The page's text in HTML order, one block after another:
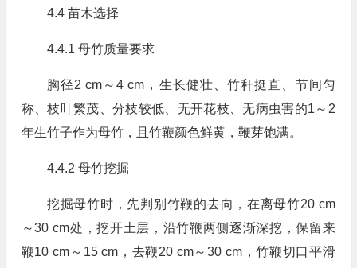
4.4 苗木选择
4.4.1 母竹质量要求
胸径2 cm～4 cm，生长健壮、竹秆挺直、节间匀
称、枝叶繁茂、分枝较低、无开花枝、无病虫害的1～2
年生竹子作为母竹，且竹鞭颜色鲜黄，鞭芽饱满。
4.4.2 母竹挖掘
挖掘母竹时，先判别竹鞭的去向，在离母竹20 cm
～30 cm处，挖开土层，沿竹鞭两侧逐渐深挖，保留来
鞭10 cm～15 cm，去鞭20 cm～30 cm，竹鞭切口平滑